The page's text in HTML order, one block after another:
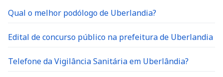
Qual o melhor podólogo de Uberlandia?
Edital de concurso público na prefeitura de Uberlandia
Telefone da Vigilância Sanitária em Uberlândia?